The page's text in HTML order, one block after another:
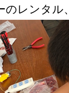
のレンタル